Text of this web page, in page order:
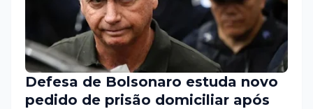
Defesa de Bolsonaro estuda novo
pedido de prisão domiciliar após